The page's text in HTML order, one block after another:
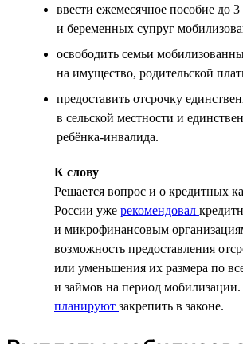
ввести ежемесячное пособие до 3
и беременных супруг
освободить семьи
на имущество, родительской
предоставить отсрочку
в сельской местности и
ребёнка-инвалида.
К слову
Решается вопрос и о кредитных
России уже рекомендовал
и микрофинансовым
возможность предоставления
или уменьшения их размера по
и займов на период
планируют закрепить в законе.